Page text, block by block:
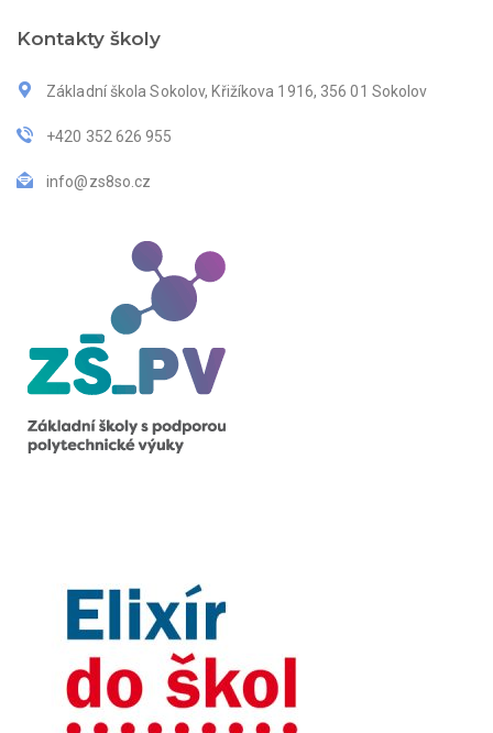
Kontakty školy
Základní škola Sokolov, Křižíkova 1916, 356 01 Sokolov
+420 352 626 955
info@zs8so.cz